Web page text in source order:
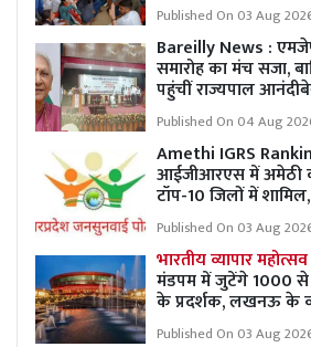
Published On 03 Aug
Bareilly News :
समारोह का मंच सजा,
पहुंचीं राज्यपाल
Published On 04 Aug
Amethi IGRS
आईजीआरएस में अमेठी
टॉप-10 जिलों में
Published On 03 Aug
भारतीय व्यापार
मंडपम में जुटेंगे 1000 से
के प्रदर्शक, लखनऊ के
Published On 03 Aug